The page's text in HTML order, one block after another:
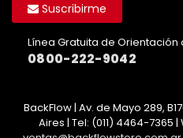
Suscribirme
Línea Gratuita de Orientación
0800-222-9042
BackFlow | Av. de Mayo 289,
Aires | Tel: (011) 4464-7365 |